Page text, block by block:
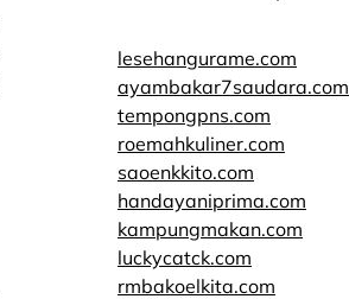
lesehangurame.com
ayambakar7saudara.com
tempongpns.com
roemahkuliner.com
saoenkkito.com
handayaniprima.com
kampungmakan.com
luckycatck.com
rmbakoelkita.com